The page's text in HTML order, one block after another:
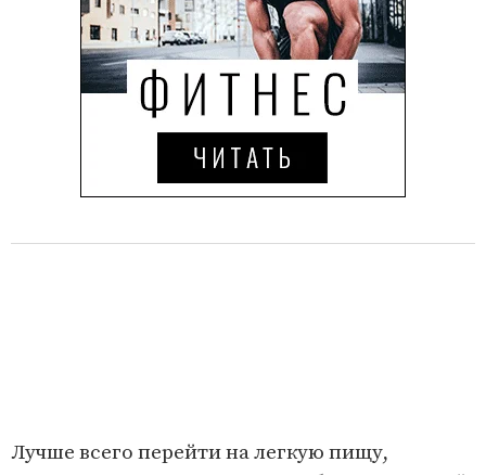
Лучше всего перейти на легкую пищу,